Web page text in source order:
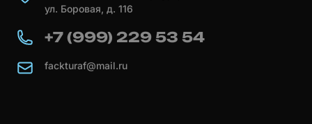
ул. Боровая, д. 116
+7 (999) 229 53 54
fackturaf@mail.ru